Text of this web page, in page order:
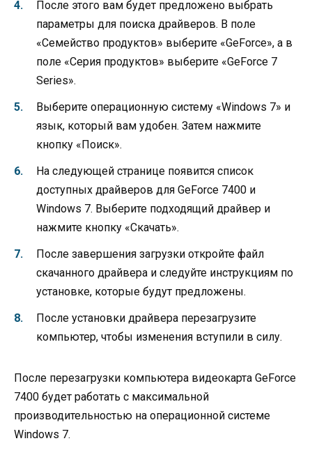
После этого вам будет предложено выбрать
параметры для поиска драйверов. В поле
«Семейство продуктов» выберите «GeForce», а в
поле «Серия продуктов» выберите «GeForce 7
Series».
Выберите операционную систему «Windows 7» и
язык, который вам удобен. Затем нажмите
кнопку «Поиск».
На следующей странице появится список
доступных драйверов для GeForce 7400 и
Windows 7. Выберите подходящий драйвер и
нажмите кнопку «Скачать».
После завершения загрузки откройте файл
скачанного драйвера и следуйте инструкциям по
установке, которые будут предложены.
После установки драйвера перезагрузите
компьютер, чтобы изменения вступили в силу.
После перезагрузки компьютера видеокарта GeForce
7400 будет работать с максимальной
производительностью на операционной системе
Windows 7.